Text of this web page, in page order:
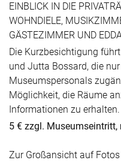
EINBLICK IN DIE
WOHNDIELE,
GÄSTEZIMMER UND
Die Kurzbesichtigung
und Jutta Bossard, die
Museumspersonals
Möglichkeit, die Räume
Informationen zu erhalten.
5 € zzgl. Museumseintritt,
Zur Großansicht auf